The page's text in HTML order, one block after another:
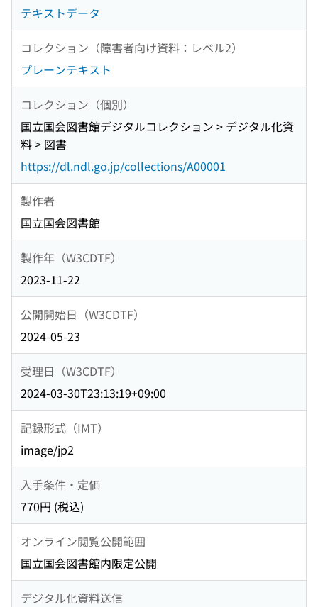
テキストデータ
コレクション（障害者向け資料：レベル2）
プレーンテキスト
コレクション（個別）
国立国会図書館デジタルコレクション > デジタル化資
料 > 図書
https://dl.ndl.go.jp/collections/A00001
製作者
国立国会図書館
製作年（W3CDTF）
2023-11-22
公開開始日（W3CDTF）
2024-05-23
受理日（W3CDTF）
2024-03-30T23:13:19+09:00
記録形式（IMT）
image/jp2
入手条件・定価
770円 (税込)
オンライン閲覧公開範囲
国立国会図書館内限定公開
デジタル化資料送信